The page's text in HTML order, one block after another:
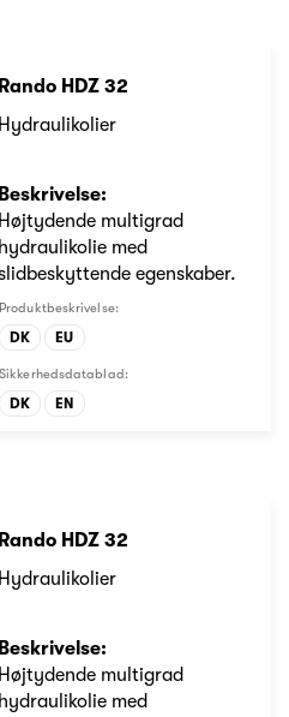
Rando HDZ 32
Hydraulikolier
Beskrivelse:
Højtydende multigrad
hydraulikolie med
egenskaber.
Produktbeskrivelse:
DK EU
Sikkerhedsdatablad:
DK EN
Rando HDZ 32
Hydraulikolier
Beskrivelse:
Højtydende multigrad
hydraulikolie med